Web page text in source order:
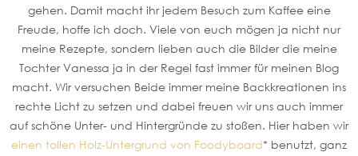
gehen. Damit macht ihr jedem Besuch zum Kaffee eine
Freude, hoffe ich doch. Viele von euch mögen ja nicht nur
meine Rezepte, sondern lieben auch die Bilder die meine
Tochter Vanessa ja in der Regel fast immer für meinen Blog
macht. Wir versuchen Beide immer meine Backkreationen ins
rechte Licht zu setzen und dabei freuen wir uns auch immer
auf schöne Unter- und Hintergründe zu stoßen. Hier haben wir
einen tollen Holz-Untergrund von Foodyboard* benutzt, ganz